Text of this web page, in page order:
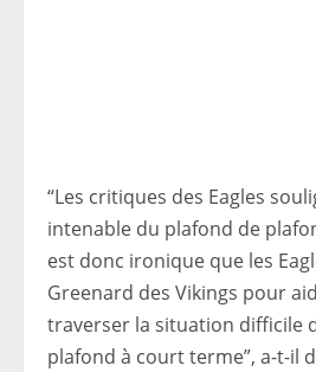
“Les critiques des Eagles
intenable du plafond de
est donc ironique que les
Greenard des Vikings pour
traverser la situation difficile
plafond à court terme”, a-t-il